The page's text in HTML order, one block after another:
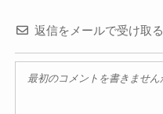
返信をメールで受け取る